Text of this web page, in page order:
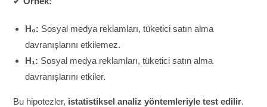
H₀: Sosyal medya reklamları, tüketici satın alma
davranışlarını etkilemez.
H₁: Sosyal medya reklamları, tüketici satın alma
davranışlarını etkiler.
Bu hipotezler, istatistiksel analiz yöntemleriyle test edilir.